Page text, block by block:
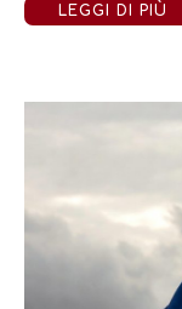
LEGGI DI PIÙ